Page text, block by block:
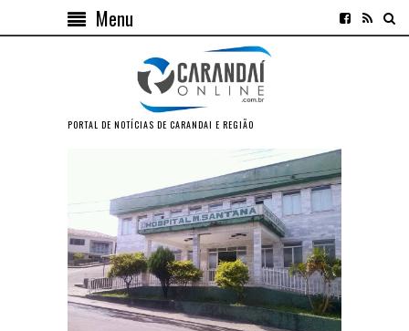
Menu
PORTAL DE NOTÍCIAS DE CARANDAI E REGIÃO